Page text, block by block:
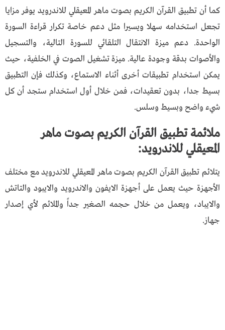
كما أن تطبيق القرآن الكريم بصوت ماهر المعيقلي للاندرويد يوفر مزايا
تجعل استخدامه سهلا ويسيرا مثل دعم خاصة تكرار قراءة السورة
الواحدة. دعم ميزة الانتقال التلقائي للسورة التالية، والتسجيل
والأصوات بدقة وجودة عالية. ميزة تشغيل الصوت في الخلفية، حيث
يمكن استخدام تطبيقات أخرى أثناء الاستماع، وكذلك فإن التطبيق
بسيط جدا، بدون تعقيدات، فمن خلال أول استخدام ستجد أن كل
شيء واضح وبسيط وسلس.
ملائمة تطبيق القرآن الكريم بصوت ماهر
المعيقلي للاندرويد:
يتلائم تطبيق القرآن الكريم بصوت ماهر المعيقلي للاندرويد مع مختلف
الأجهزة حيث يعمل على أجهزة الايفون والاندرويد والايبود والتاتش
والايباد، ويعمل من خلال حجمه الصغير جداً والملائم لأي إصدار
جهاز.